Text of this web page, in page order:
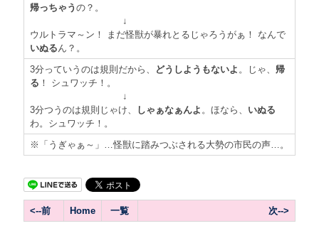
帰っちゃう の？。
↓
ウルトラマ～ン！ まだ怪獣が暴れとるじゃろうがぁ！ なんで
いぬる ん？。
3分っていうのは規則だから、
どうしようもないよ 。じゃ、 帰
る ！ シュワッチ！。
↓
3分つうのは規則じゃけ、
しゃぁなぁんよ 。ほなら、 いぬる
わ。シュワッチ！。
※「うぎゃぁ～」…怪獣に踏みつぶされる大勢の市民の声…。
<--前 Home 一覧 次-->